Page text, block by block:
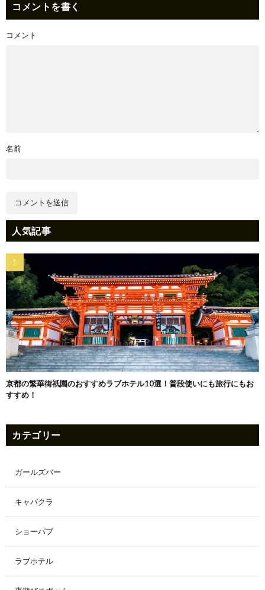
コメントを書く
コメント
名前
人気記事
京都の繁華街祇園のおすすめラブホテル10選！普段使いにも旅行にもお
すすめ！
カテゴリー
ガールズバー
キャバクラ
ショーパブ
ラブホテル